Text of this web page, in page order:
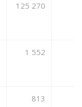
125 270
1 552
813